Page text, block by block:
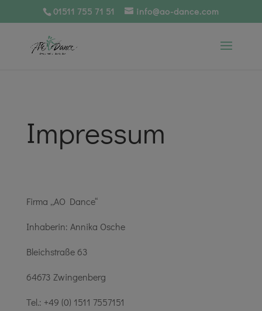
01511 755 71 51 info@ao-dance.com
Impressum
Firma „AO Dance“
Inhaberin: Annika Osche
Bleichstraße 63
64673 Zwingenberg
Tel.: +49 (0) 1511 7557151